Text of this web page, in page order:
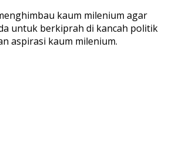
kaum milenium agar
untuk berkiprah di kancah politik
aspirasi kaum milenium.